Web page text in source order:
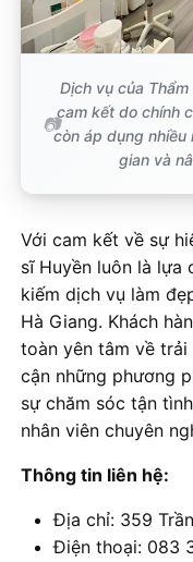
Dịch vụ của
cam kết do chính
còn áp dụng nhiều
gian và
Với cam kết về sự
sĩ Huyền luôn là lựa
kiếm dịch vụ làm
Hà Giang. Khách
toàn yên tâm về
cận những phương
sự chăm sóc tận
nhân viên chuyên
Thông tin liên hệ:
Địa chỉ: 359
Điện thoại: 083